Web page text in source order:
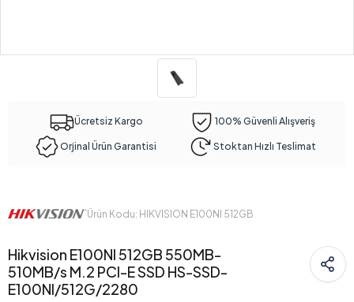
Ücretsiz Kargo 100% Güvenli Alışveriş
Orjinal Ürün Garantisi Stoktan Hızlı Teslimat
Ürün Kodu: HIKVISION E100NI 512GB
Hikvision E100NI 512GB 550MB-
510MB/s M.2 PCI-E SSD HS-SSD-
E100NI/512G/2280